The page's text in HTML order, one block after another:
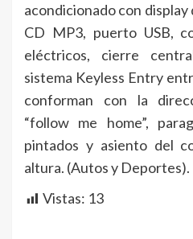
acondicionado con
CD MP3, puerto USB,
eléctricos, cierre
sistema Keyless Entry
conforman con la
“follow me home”,
pintados y asiento del
altura. (Autos y Deportes).
Vistas: 13